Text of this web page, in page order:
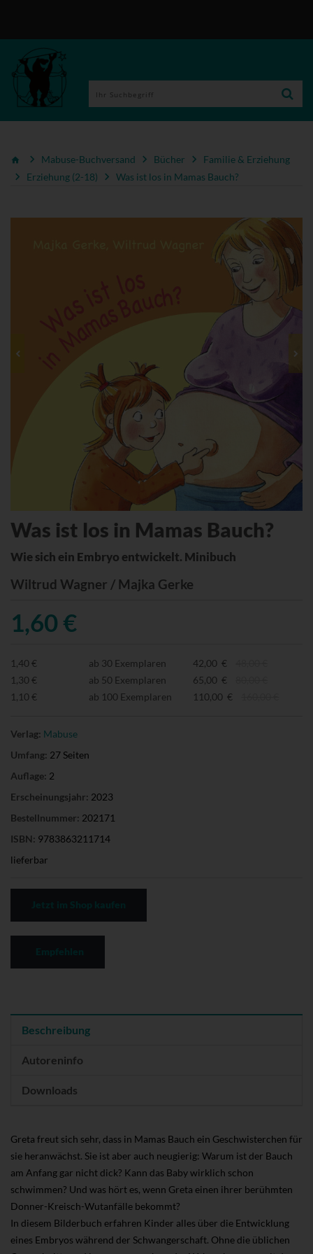
Mabuse-Buchversand Bücher
Familie & Erziehung
Erziehung (2-18)
Was ist los in Mamas Bauch?
Was ist los in Mamas Bauch?
Wie sich ein Embryo entwickelt. Minibuch
Wiltrud Wagner / Majka Gerke
1,60 €
1,40 € ab 30 Exemplaren 42,00 €
1,30 €
ab 50 Exemplaren 65,00 €
1,10 €
ab 100 Exemplaren 110,00 €
Verlag: Mabuse
Umfang: 27 Seiten
Auflage: 2
Erscheinungsjahr: 2023
Bestellnummer: 202171
ISBN: 9783863211714
lieferbar
Beschreibung
Autoreninfo
Downloads
Greta freut sich sehr, dass in Mamas Bauch ein Geschwisterchen für
sie heranwächst. Sie ist aber auch neugierig: Warum ist der Bauch
am Anfang gar nicht dick? Kann das Baby wirklich schon
schwimmen? Und was hört es, wenn Greta einen ihrer berühmten
Donner-Kreisch-Wutanfälle bekommt?
In diesem Bilderbuch erfahren Kinder alles über die Entwicklung
eines Embryos während der Schwangerschaft. Ohne die üblichen